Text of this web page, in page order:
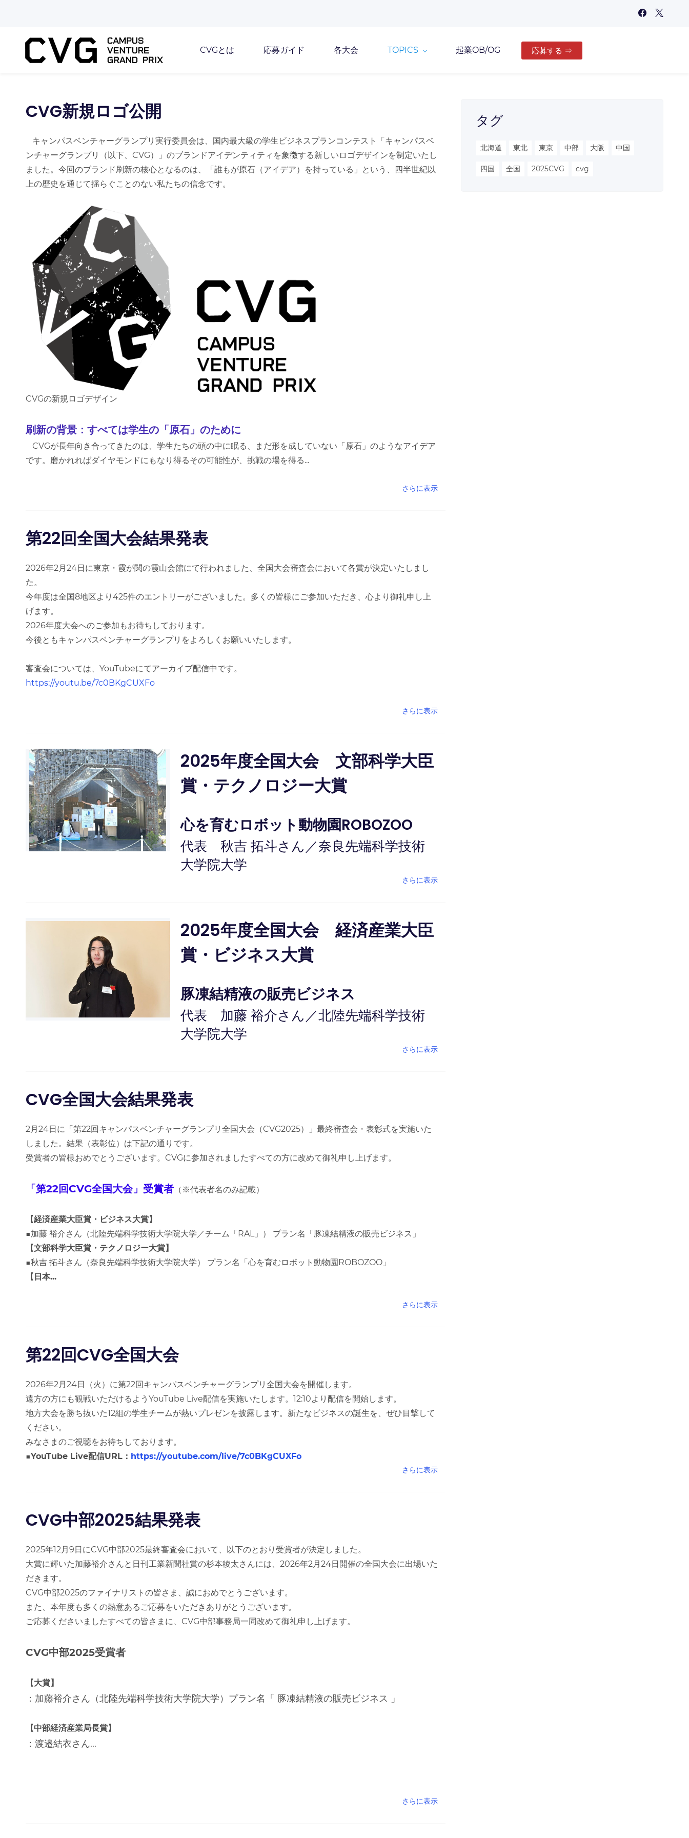
CVGとは 応募ガイド 各大会 TOPICS 起業OB/OG 応募する ⇒
CVG新規ロゴ公開
キャンパスベンチャーグランプリ実行委員会は、国内最大級の学生ビジネスプランコンテスト「キャンパスベ
ンチャーグランプリ（以下、CVG）」のブランドアイデンティティを象徴する新しいロゴデザインを制定いたし
ました。 今回のブランド刷新の核心となるのは、「誰もが原石（アイデア）を持っている」という、四半世紀以
上の歴史を通じて揺らぐことのない私たちの信念です。
CVGの新規ロゴデザイン
刷新の背景：すべては学生の「原石」のために
CVGが長年向き合ってきたのは、学生たちの頭の中に眠る、まだ形を成していない「原石」のようなアイデア
です。磨かれればダイヤモンドにもなり得るその可能性が、挑戦の場を得る...
さらに表示
第22回全国大会結果発表
2026年2月24日に東京・霞が関の霞山会館にて行われました、全国大会審査会において各賞が決定いたしまし
た。
今年度は全国8地区より425件のエントリーがございました。多くの皆様にご参加いただき、心より御礼申し上
げます。
2026年度大会へのご参加もお待ちしております。
今後ともキャンパスベンチャーグランプリをよろしくお願いいたします。
審査会については、YouTubeにてアーカイブ配信中です。
https://youtu.be/7c0BKgCUXFo
さらに表示
2025年度全国大会 文部科学大臣
賞・テクノロジー大賞
心を育むロボット動物園ROBOZOO
代表 秋吉 拓斗さん／奈良先端科学技術
大学院大学
さらに表示
2025年度全国大会 経済産業大臣
賞・ビジネス大賞
豚凍結精液の販売ビジネス
代表 加藤 裕介さん／北陸先端科学技術
大学院大学
さらに表示
CVG全国大会結果発表
2月24日に「第22回キャンパスベンチャーグランプリ全国大会（CVG2025）」最終審査会・表彰式を実施いた
しました。結果（表彰位）は下記の通りです。
受賞者の皆様おめでとうございます。CVGに参加されましたすべての方に改めて御礼申し上げます。
「第22回CVG全国大会」受賞者 （※代表者名のみ記載）
【経済産業大臣賞・ビジネス大賞】
■加藤 裕介さん（北陸先端科学技術大学院大学／チーム「RAL」） プラン名「豚凍結精液の販売ビジネス」
【文部科学大臣賞・テクノロジー大賞】
■秋吉 拓斗さん（奈良先端科学技術大学院大学） プラン名「心を育むロボット動物園ROBOZOO」
【日本...
さらに表示
第22回CVG全国大会
2026年2月24日（火）に第22回キャンパスベンチャーグランプリ全国大会を開催します。
遠方の方にも観戦いただけるようYouTube Live配信を実施いたします。12:10より配信を開始します。
地方大会を勝ち抜いた12組の学生チームが熱いプレゼンを披露します。新たなビジネスの誕生を、ぜひ目撃して
ください。
みなさまのご視聴をお待ちしております。
■YouTube Live配信URL： https://youtube.com/live/7c0BKgCUXFo
さらに表示
CVG中部2025結果発表
2025年12月9日にCVG中部2025最終審査会において、以下のとおり受賞者が決定しました。
大賞に輝いた加藤裕介さんと日刊工業新聞社賞の杉本稜太さんには、2026年2月24日開催の全国大会に出場いた
だきます。
CVG中部2025のファイナリストの皆さま、誠におめでとうございます。
また、本年度も多くの熱意あるご応募をいただきありがとうございます。
ご応募くださいましたすべての皆さまに、CVG中部事務局一同改めて御礼申し上げます。
CVG中部2025受賞者
【大賞】
：加藤裕介さん（北陸先端科学技術大学院大学）プラン名「 豚凍結精液の販売ビジネス 」
【中部経済産業局長賞】
：渡邉結衣さん...
さらに表示
タグ
北海道 東北 東京 中部 大阪 中国
四国 全国 2025CVG cvg